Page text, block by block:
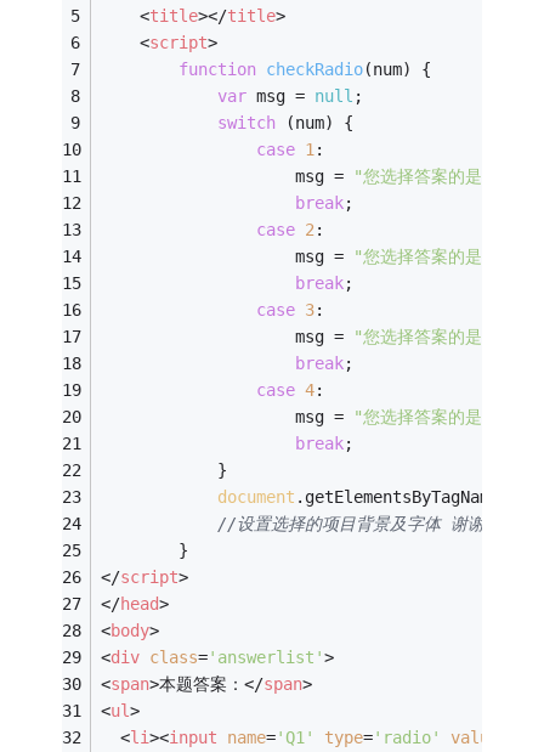
<title></title>
<script>
function checkRadio(num) {
var msg = null ;
switch (num) {
case 1 :
                    msg =
"您选择答案的是A。"
break;
case 2 :
                    msg =
"您选择答案的是B。"
break;
case 3:
                    msg =
"您选择答案的是C。"
break;
case 4:
                    msg =
"您选择答案的是D。"
break;
            }
document .getElementsByTagName(
//设置选择的项目背景及字体 谢谢
        }
</script>
</head>
<body>
<div class='answerlist'>
<span>本题答案：</span>
<ul>
<li><input name='Q1' type='radio' value